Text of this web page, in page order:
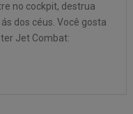
no cockpit, destrua
dos céus. Você gosta
Jet Combat:
mundo …